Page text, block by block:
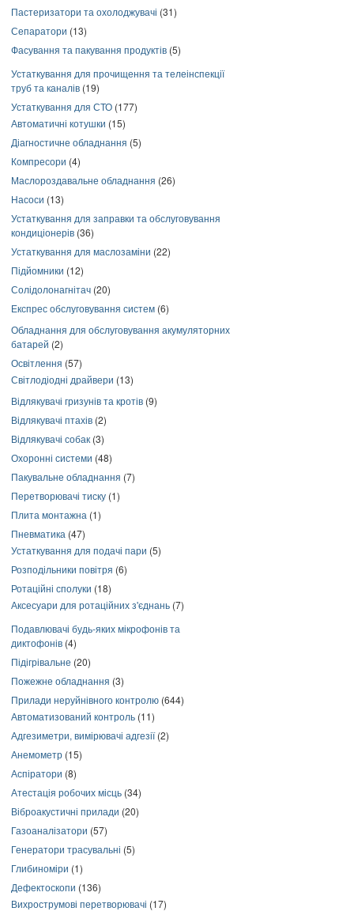
Пастеризатори та охолоджувачі (31)
Сепаратори (13)
Фасування та пакування продуктів (5)
Устаткування для прочищення та телеінспекції
труб та каналів (19)
Устаткування для СТО (177)
Автоматичні котушки (15)
Діагностичне обладнання (5)
Компресори (4)
Маслороздавальне обладнання (26)
Насоси (13)
Устаткування для заправки та обслуговування
кондиціонерів (36)
Устаткування для маслозаміни (22)
Підйомники (12)
Солідолонагнітач (20)
Експрес обслуговування систем (6)
Обладнання для обслуговування акумуляторних
батарей (2)
Освітлення (57)
Світлодіодні драйвери (13)
Відлякувачі гризунів та кротів (9)
Відлякувачі птахів (2)
Відлякувачі собак (3)
Охоронні системи (48)
Пакувальне обладнання (7)
Перетворювачі тиску (1)
Плита монтажна (1)
Пневматика (47)
Устаткування для подачі пари (5)
Розподільники повітря (6)
Ротаційні сполуки (18)
Аксесуари для ротаційних з'єднань (7)
Подавлювачі будь-яких мікрофонів та
диктофонів (4)
Підігрівальне (20)
Пожежне обладнання (3)
Прилади неруйнівного контролю (644)
Автоматизований контроль (11)
Адгезиметри, вимірювачі адгезії(2)
Анемометр (15)
Аспіратори (8)
Атестація робочих місць (34)
Віброакустичні прилади (20)
Газоаналізатори (57)
Генератори трасувальні (5)
Глибиноміри (1)
Дефектоскопи (136)
Вихрострумові перетворювачі (17)